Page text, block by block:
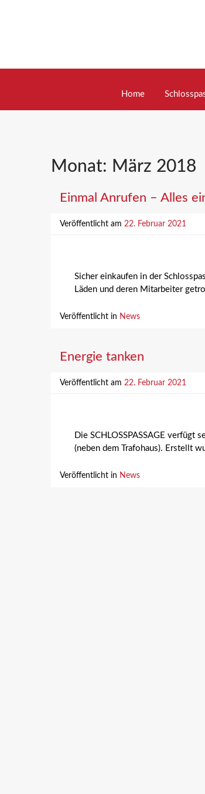
Home
Monat: März 2018
Einmal Anrufen – Alles
Veröffentlicht am 22. Februar 2021
Sicher einkaufen in der
Läden und deren Mitarbeiter
Veröffentlicht in News
Energie tanken
Veröffentlicht am 22. Februar 2021
Die SCHLOSSPASSAGE
(neben dem Trafohaus). Erstellt
Veröffentlicht in News